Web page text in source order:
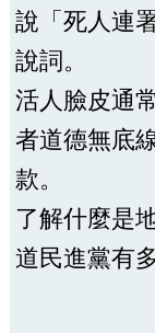
說「死人連
說詞。
活人臉皮通
者道德無底
款。
了解什麼是
道民進黨有